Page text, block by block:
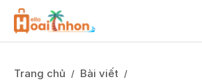
Trang chủ / Bài viết /